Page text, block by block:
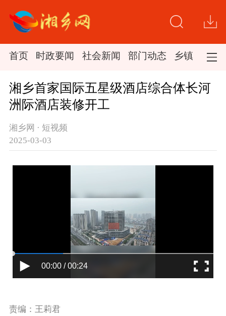
首页 时政要闻 社会新闻 部门动态 乡镇新闻
湘乡首家国际五星级酒店综合体长河
洲际酒店装修开工
湘乡网 · 短视频
2025-03-03
00:00 / 00:24
责编：王莉君